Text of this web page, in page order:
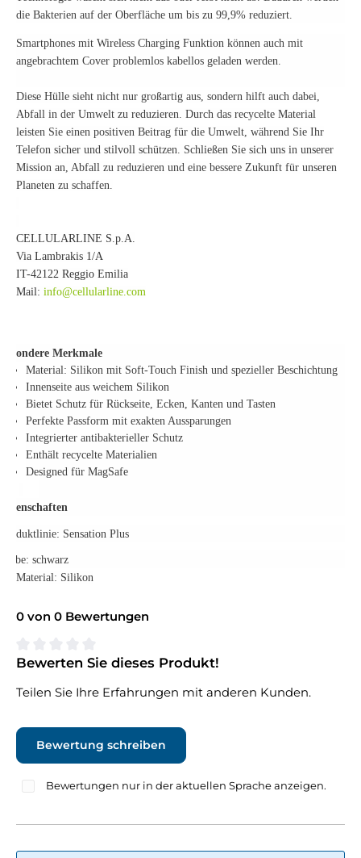
die Bakterien auf der Oberfläche um bis zu 99,9% reduziert.
Smartphones mit Wireless Charging Funktion können auch mit
angebrachtem Cover problemlos kabellos geladen werden.
Diese Hülle sieht nicht nur großartig aus, sondern hilft auch dabei,
Abfall in der Umwelt zu reduzieren. Durch das recycelte Material
leisten Sie einen positiven Beitrag für die Umwelt, während Sie Ihr
Telefon sicher und stilvoll schützen. Schließen Sie sich uns in unserer
Mission an, Abfall zu reduzieren und eine bessere Zukunft für unseren
Planeten zu schaffen.
CELLULARLINE S.p.A.
Via Lambrakis 1/A
IT-42122 Reggio Emilia
Mail: info@cellularline.com
Besondere Merkmale
Material: Silikon mit Soft-Touch Finish und spezieller Beschichtung
Innenseite aus weichem Silikon
Bietet Schutz für Rückseite, Ecken, Kanten und Tasten
Perfekte Passform mit exakten Aussparungen
Integrierter antibakterieller Schutz
Enthält recycelte Materialien
Designed für MagSafe
Eigenschaften
Produktlinie: Sensation Plus
Farbe: schwarz
Material: Silikon
0 von 0 Bewertungen
Durchschnittliche Bewertung von 0 von 5 Sternen
Bewerten Sie dieses Produkt!
Teilen Sie Ihre Erfahrungen mit anderen Kunden.
Bewertung schreiben
Bewertungen nur in der aktuellen Sprache anzeigen.